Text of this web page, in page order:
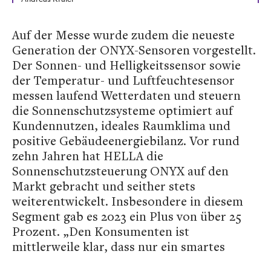
Auf der Messe wurde zudem die neueste
Generation der ONYX-Sensoren vorgestellt.
Der Sonnen- und Helligkeitssensor sowie
der Temperatur- und Luftfeuchtesensor
messen laufend Wetterdaten und steuern
die Sonnenschutzsysteme optimiert auf
Kundennutzen, ideales Raumklima und
positive Gebäudeenergiebilanz. Vor rund
zehn Jahren hat HELLA die
Sonnenschutzsteuerung ONYX auf den
Markt gebracht und seither stets
weiterentwickelt. Insbesondere in diesem
Segment gab es 2023 ein Plus von über 25
Prozent. „Den Konsumenten ist
mittlerweile klar, dass nur ein smartes